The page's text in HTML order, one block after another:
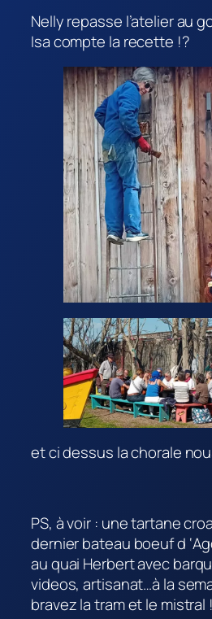
Nelly repasse l’atelier au
Isa compte la recette !?
et ci dessus la chorale
PS, à voir : une tartane
dernier bateau boeuf d
au quai Herbert avec
videos, artisanat…à la
bravez la tram et le mistral